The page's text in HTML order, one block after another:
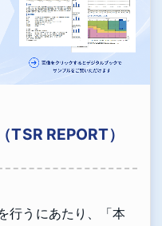
TSR REPORT）
行うにあたり、「本